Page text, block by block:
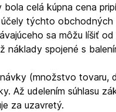
celá kúpna cena
týchto
sa môžu líšiť
náklady spojené s
(množstvo tovaru,
udelením súhlasu
za uzavretý.